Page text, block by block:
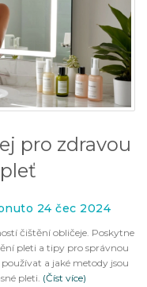
pro zdravou
24 čec 2024
čištění obličeje. Poskytne
pleti a tipy pro správnou
a jaké metody jsou
pleti. (Číst více)